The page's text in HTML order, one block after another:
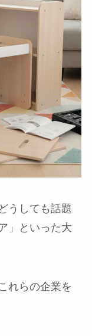
うしても話題
」といった大
れらの企業を